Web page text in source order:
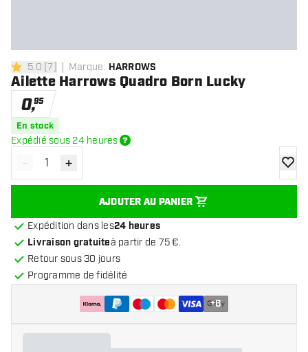
5 étoiles de notation
5.0 [7] Marque: HARROWS
Ailette Harrows Quadro Born Lucky
0,95
En stock
Expédié sous 24 heures
Diminuer la quantité
- Augmenter la quantité
+
AJOUTER AU PANIER
Expédition dans les24 heures
Livraison gratuiteà partir de 75 €.
Retour sous 30 jours
Programme de fidélité
+6